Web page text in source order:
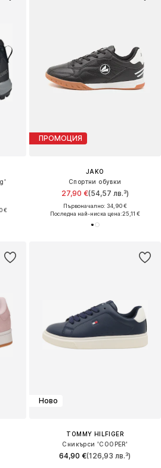
€
ПРОМОЦИЯ
JAKO
Спортни обувки
27,90 €(54,57 лв.³)
Първоначално: 34,90 €
Последна най-ниска цена:25,11 €
Ново
TOMMY HILFIGER
Сникърси 'COOPER'
64,90 €(126,93 лв.³)